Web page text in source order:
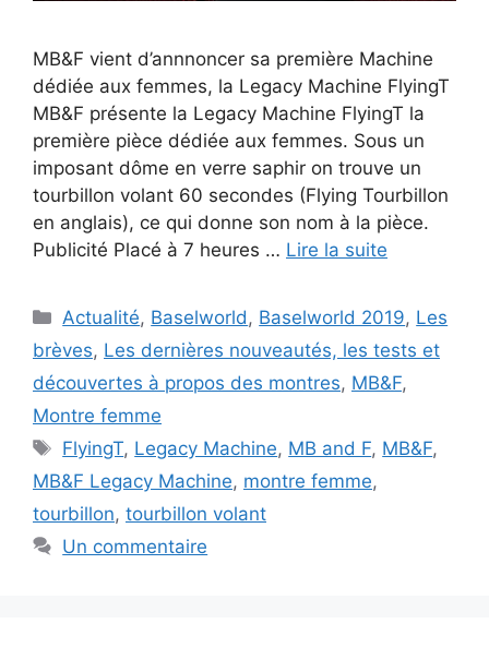
MB&F vient d’annnoncer sa première Machine
dédiée aux femmes, la Legacy Machine FlyingT
MB&F présente la Legacy Machine FlyingT la
première pièce dédiée aux femmes. Sous un
imposant dôme en verre saphir on trouve un
tourbillon volant 60 secondes (Flying Tourbillon
en anglais), ce qui donne son nom à la pièce.
Publicité Placé à 7 heures … Lire la suite
Catégories
Actualité, Baselworld , Baselworld 2019, Les
brèves, Les dernières nouveautés, les tests et
découvertes à propos des montres, MB&F,
Montre femme
Étiquettes
FlyingT, Legacy Machine, MB and F, MB&F,
MB&F Legacy Machine, montre femme,
tourbillon, tourbillon volant
Un commentaire